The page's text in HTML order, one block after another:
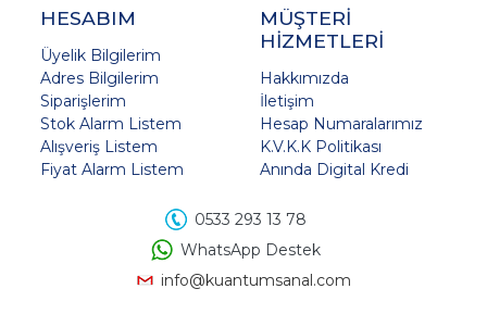
HESABIM
Üyelik Bilgilerim
Adres Bilgilerim
Siparişlerim
Stok Alarm Listem
Alışveriş Listem
Fiyat Alarm Listem
MÜŞTERİ
HİZMETLERİ
Hakkımızda
İletişim
Hesap Numaralarımız
K.V.K.K Politikası
Anında Digital Kredi
0533 293 13 78
WhatsApp Destek
info@kuantumsanal.com